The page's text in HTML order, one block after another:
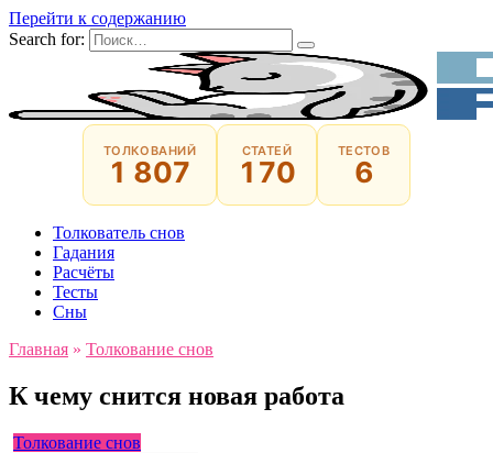
Перейти к содержанию
Search for:
ТОЛКОВАНИЙ
1 807
СТАТЕЙ
170
ТЕСТОВ
6
Толкователь снов
Гадания
Расчёты
Тесты
Сны
Главная » Толкование снов
К чему снится новая работа
Толкование снов